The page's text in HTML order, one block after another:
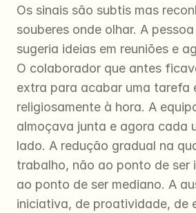
Os sinais são subtis mas
souberes onde olhar. A
sugeria ideias em reuniões e
O colaborador que antes
extra para acabar uma tarefa
religiosamente à hora. A
almoçava junta e agora cada
lado. A redução gradual na
trabalho, não ao ponto de ser
ao ponto de ser mediano. A
iniciativa, de proatividade, de